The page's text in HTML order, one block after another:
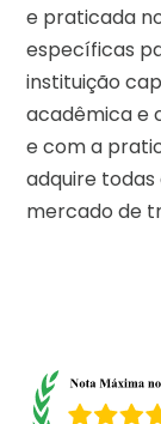
e praticada
específicas
instituição
acadêmica e
e com a
adquire
mercado de